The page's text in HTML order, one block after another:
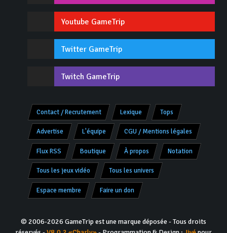
Youtube GameTrip
Twitter GameTrip
Twitch GameTrip
Contact / Recrutement Lexique Tops
Advertise L'équipe CGU / Mentions légales
Flux RSS Boutique À propos Notation
Tous les jeux vidéo Tous les univers
Espace membre Faire un don
© 2006-2026 GameTrip est une marque déposée - Tous droits